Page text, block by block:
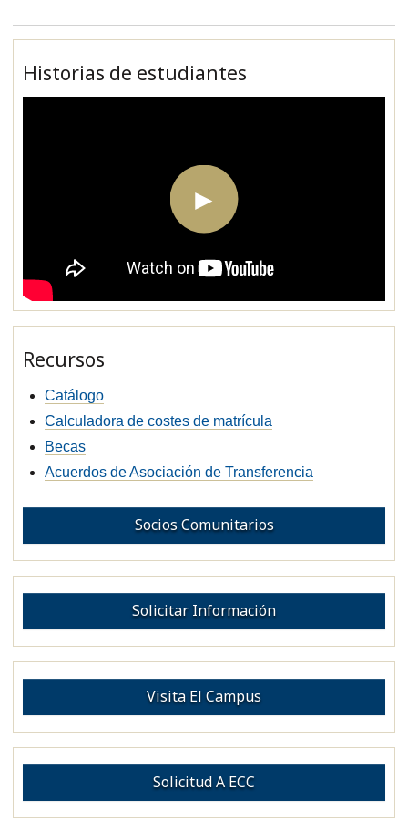
Historias de estudiantes
Recursos
Catálogo
Calculadora de costes de matrícula
Becas
Acuerdos de Asociación de Transferencia
Socios Comunitarios
Solicitar Información
Visita El Campus
Solicitud A ECC